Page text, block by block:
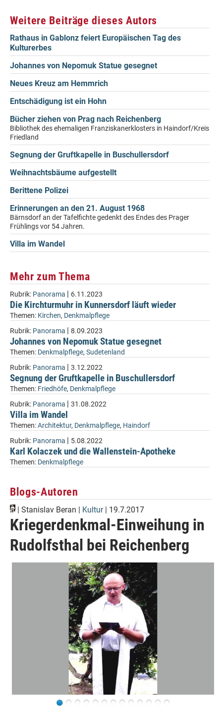
Weitere Beiträge dieses Autors
Rathaus in Gablonz feiert Europäischen Tag des
Kulturerbes
Johannes von Nepomuk Statue gesegnet
Neues Kreuz am Hemmrich
Entschädigung ist ein Hohn
Bücher ziehen von Prag nach Reichenberg
Bibliothek des ehemaligen Franziskanerklosters in Haindorf/Kreis
Friedland
Segnung der Gruftkapelle in Buschullersdorf
Weihnachtsbäume aufgestellt
Berittene Polizei
Erinnerungen an den 21. August 1968
Bärnsdorf an der Tafelfichte gedenkt des Endes des Prager
Frühlings vor 54 Jahren.
Villa im Wandel
Mehr zum Thema
Rubrik: Panorama | 6.11.2023
Die Kirchturmuhr in Kunnersdorf läuft wieder
Themen: Kirchen, Denkmalpflege
Rubrik: Panorama | 8.09.2023
Johannes von Nepomuk Statue gesegnet
Themen: Denkmalpflege, Sudetenland
Rubrik: Panorama | 3.12.2022
Segnung der Gruftkapelle in Buschullersdorf
Themen: Friedhöfe, Denkmalpflege
Rubrik: Panorama | 31.08.2022
Villa im Wandel
Themen:Architektur, Denkmalpflege, Haindorf
Rubrik: Panorama | 5.08.2022
Karl Kolaczek und die Wallenstein-Apotheke
Themen: Denkmalpflege
Blogs-Autoren
| Stanislav Beran | Kultur| 19.7.2017
Kriegerdenkmal-Einweihung in
Rudolfsthal bei Reichenberg